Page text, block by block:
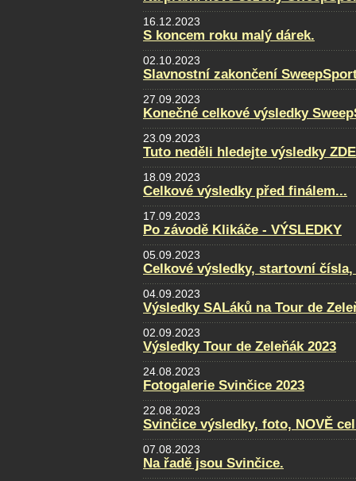
16.12.2023
S koncem roku malý dárek.
02.10.2023
Slavnostní zakončení
27.09.2023
Konečné celkové výsledky
23.09.2023
Tuto neděli hledejte výsledky
18.09.2023
Celkové výsledky před finálem...
17.09.2023
Po závodě Klikáče - VÝSLEDKY
05.09.2023
Celkové výsledky, startovní
04.09.2023
Výsledky SALáků na Tour de
02.09.2023
Výsledky Tour de Zeleňák 2023
24.08.2023
Fotogalerie Svinčice 2023
22.08.2023
Svinčice výsledky, foto, NOVĚ
07.08.2023
Na řadě jsou Svinčice.